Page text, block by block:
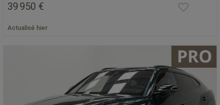
39 950 €
Actualisé hier